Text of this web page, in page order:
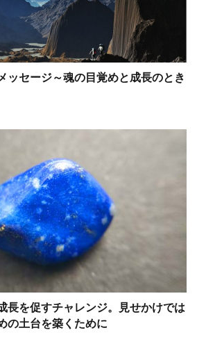
ッセージ～魂の目覚めと成長のとき
長を促すチャレンジ。見せかけでは
の土台を築くために